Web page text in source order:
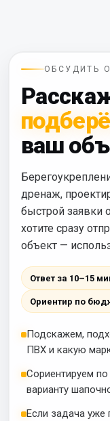
ОБСУДИТЬ
ваш
дренаж,
быстрой заявки
хотите сразу
объект —
Ответ за 10–15
Ориентир по
Подскажем,
ПВХ и какую
Сориентируем
варианту
Если задача уже